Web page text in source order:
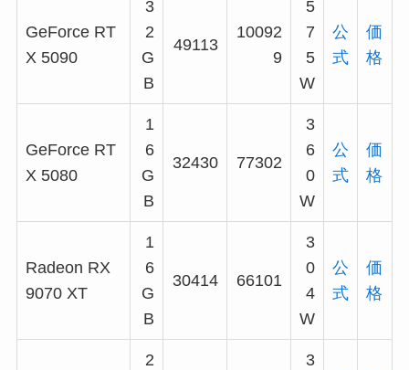
GeForce RT
X 5090
3
2
G
B
49113
10092
9
5
7
5
W
公
式
価
格
GeForce RT
X 5080
1
6
G
B
32430 77302
3
6
0
W
公
式
価
格
Radeon RX
9070 XT
1
6
G
B
30414 66101
3
0
4
W
公
式
価
格
2
3